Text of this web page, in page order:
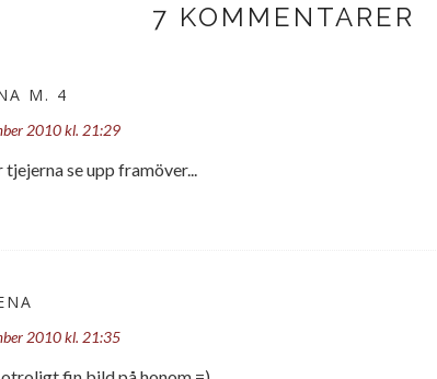
7 KOMMENTARER
M. 4
2010 kl. 21:29
tjejerna se upp framöver...
2010 kl. 21:35